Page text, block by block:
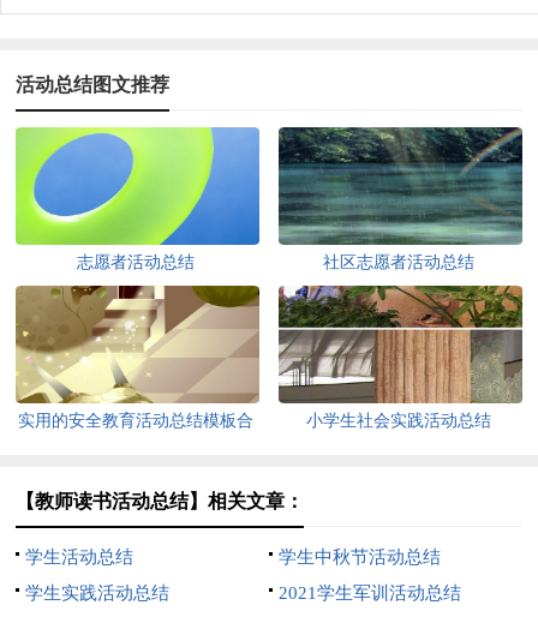
活动总结图文推荐
志愿者活动总结 社区志愿者活动总结
实用的安全教育活动总结模板合
小学生社会实践活动总结
【教师读书活动总结】相关文章：
学生活动总结
学生中秋节活动总结
学生实践活动总结
2021学生军训活动总结